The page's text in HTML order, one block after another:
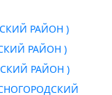
РАЙОН )
РАЙОН )
РАЙОН )